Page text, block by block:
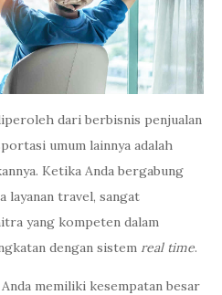
dari berbisnis penjualan
umum lainnya adalah
Ketika Anda bergabung
layanan travel, sangat
yang kompeten dalam
dengan sistem real time.
memiliki kesempatan besar